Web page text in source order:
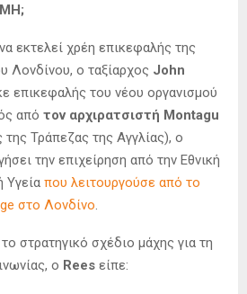
εκτελεί χρέη επικεφαλής της
Λονδίνου, ο ταξίαρχος John
επικεφαλής του νέου οργανισμού
από τον αρχιρατσιστή Montagu
Τράπεζας της Αγγλίας), ο
την επιχείρηση από την Εθνική
Υγεία που λειτουργούσε από το
στο Λονδίνο
στρατηγικό σχέδιο μάχης για τη
ο Rees είπε: